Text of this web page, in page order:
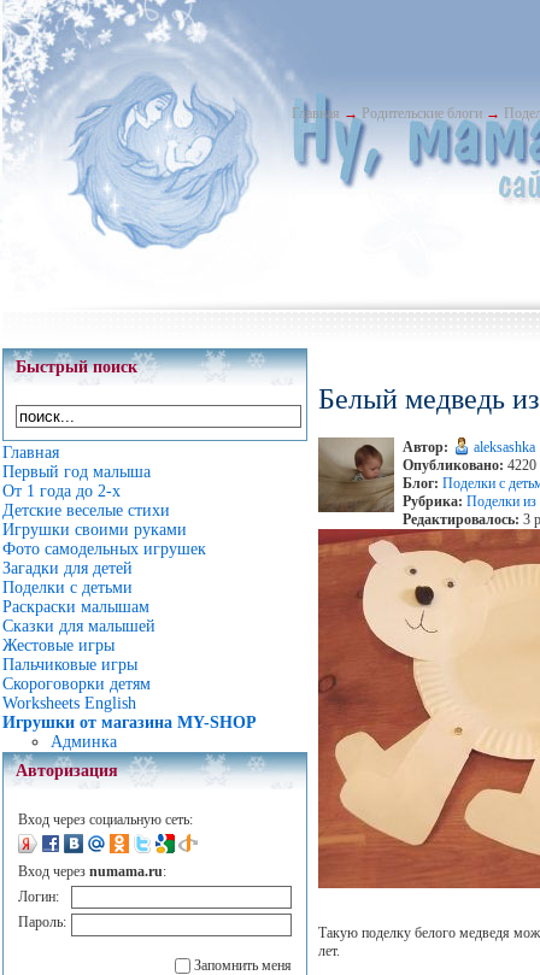
Главная → Родительские блоги →
Быстрый поиск
Главная
Первый год малыша
От 1 года до 2-х
Детские веселые стихи
Игрушки своими руками
Фото самодельных игрушек
Загадки для детей
Поделки с детьми
Раскраски малышам
Сказки для малышей
Жестовые игры
Пальчиковые игры
Скороговорки детям
Worksheets English
Игрушки от магазина MY-SHOP
Админка
Авторизация
Вход через социальную сеть:
Вход через numama.ru:
Логин:
Пароль:
Запомнить меня
Белый медведь
Автор:
aleksashka
Опубликовано: 4220
Блог: Поделки с
Рубрика: Поделки
Редактировалось: 3
Такую поделку белого медведя
лет.